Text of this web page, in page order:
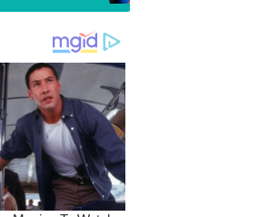
Prabowo Turun Itu Sengaja